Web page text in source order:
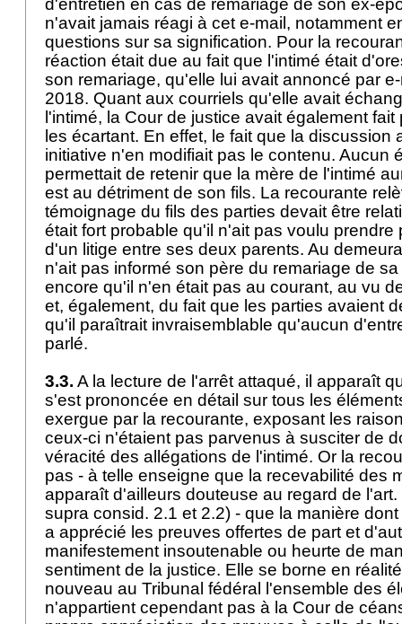
d'entretien en cas de remariage de son ex-
n'avait jamais réagi à cet e-mail, notamment
questions sur sa signification. Pour la
réaction était due au fait que l'intimé était
son remariage, qu'elle lui avait annoncé par
2018. Quant aux courriels qu'elle avait
l'intimé, la Cour de justice avait également
les écartant. En effet, le fait que la discussion
initiative n'en modifiait pas le contenu. Aucun
permettait de retenir que la mère de l'intimé
est au détriment de son fils. La recourante
témoignage du fils des parties devait être
était fort probable qu'il n'ait pas voulu prendre
d'un litige entre ses deux parents. Au
n'ait pas informé son père du remariage de
encore qu'il n'en était pas au courant, au vu
et, également, du fait que les parties avaient
qu'il paraîtrait invraisemblable qu'aucun
parlé.
3.3. A la lecture de l'arrêt attaqué, il apparaît
s'est prononcée en détail sur tous les
exergue par la recourante, exposant les
ceux-ci n'étaient pas parvenus à susciter de
véracité des allégations de l'intimé. Or la
pas - à telle enseigne que la recevabilité des
apparaît d'ailleurs douteuse au regard de l'art.
supra consid. 2.1 et 2.2) - que la manière
a apprécié les preuves offertes de part et
manifestement insoutenable ou heurte de
sentiment de la justice. Elle se borne en
nouveau au Tribunal fédéral l'ensemble des
n'appartient cependant pas à la Cour de